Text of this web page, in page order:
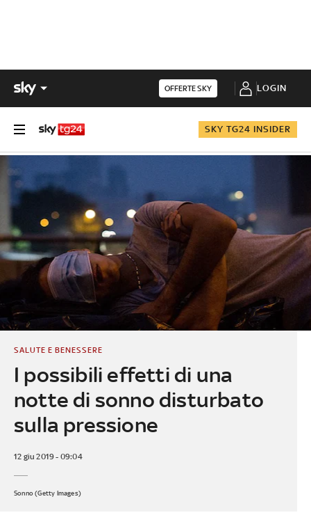
OFFERTE SKY LOGIN
SKY TG24 INSIDER
I possibili effetti di una
notte di sonno disturbato
sulla pressione
SALUTE E BENESSERE
12 giu 2019 - 09:04
Sonno (Getty Images)